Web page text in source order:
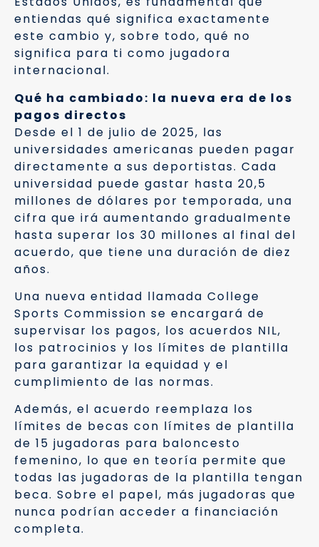
entiendas qué significa exactamente
este cambio y, sobre todo, qué no
significa para ti como jugadora
internacional.
Qué ha cambiado: la nueva era de los
pagos directos
Desde el 1 de julio de 2025, las
universidades americanas pueden pagar
directamente a sus deportistas. Cada
universidad puede gastar hasta 20,5
millones de dólares por temporada, una
cifra que irá aumentando gradualmente
hasta superar los 30 millones al final del
acuerdo, que tiene una duración de diez
años.
Una nueva entidad llamada College
Sports Commission se encargará de
supervisar los pagos, los acuerdos NIL,
los patrocinios y los límites de plantilla
para garantizar la equidad y el
cumplimiento de las normas.
Además, el acuerdo reemplaza los
límites de becas con límites de plantilla
de 15 jugadoras para baloncesto
femenino, lo que en teoría permite que
todas las jugadoras de la plantilla tengan
beca. Sobre el papel, más jugadoras que
nunca podrían acceder a financiación
completa.